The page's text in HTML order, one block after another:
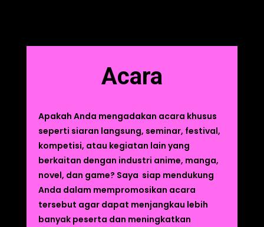
Acara
Apakah Anda mengadakan acara khusus
seperti siaran langsung, seminar, festival,
kompetisi, atau kegiatan lain yang
berkaitan dengan industri anime, manga,
novel, dan game? Saya siap mendukung
Anda dalam mempromosikan acara
tersebut agar dapat menjangkau lebih
banyak peserta dan meningkatkan